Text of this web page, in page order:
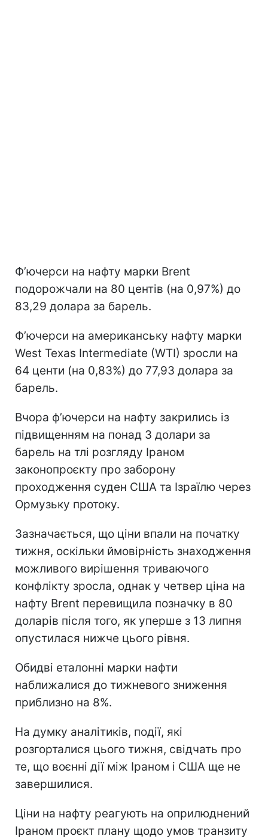
Ф’ючерси на нафту марки Brent
подорожчали на 80 центів (на 0,97%) до
83,29 долара за барель.
Ф’ючерси на американську нафту марки
West Texas Intermediate (WTI) зросли на
64 центи (на 0,83%) до 77,93 долара за
барель.
Вчора ф’ючерси на нафту закрились із
підвищенням на понад 3 долари за
барель на тлі розгляду Іраном
законопроєкту про заборону
проходження суден США та Ізраїлю через
Ормузьку протоку.
Зазначається, що ціни впали на початку
тижня, оскільки ймовірність знаходження
можливого вирішення триваючого
конфлікту зросла, однак у четвер ціна на
нафту Brent перевищила позначку в 80
доларів після того, як уперше з 13 липня
опустилася нижче цього рівня.
Обидві еталонні марки нафти
наближалися до тижневого зниження
приблизно на 8%.
На думку аналітиків, події, які
розгорталися цього тижня, свідчать про
те, що воєнні дії між Іраном і США ще не
завершилися.
Ціни на нафту реагують на оприлюднений
Іраном проєкт плану щодо умов транзиту